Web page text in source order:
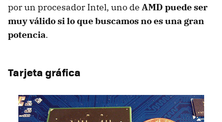
por un procesador Intel, uno de AMD puede ser
muy válido si lo que buscamos no es una gran
potencia.
Tarjeta gráfica